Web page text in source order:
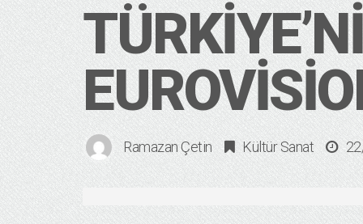
Ramazan Çetin Kültür Sanat